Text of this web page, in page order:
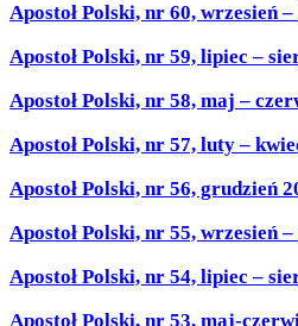
Apostoł Polski, nr 60, wrzesień
Apostoł Polski, nr 59, lipiec –
Apostoł Polski, nr 58, maj –
Apostoł Polski, nr 57, luty –
Apostoł Polski, nr 56, grudzień
Apostoł Polski, nr 55, wrzesień
Apostoł Polski, nr 54, lipiec –
Apostoł Polski, nr 53, maj-